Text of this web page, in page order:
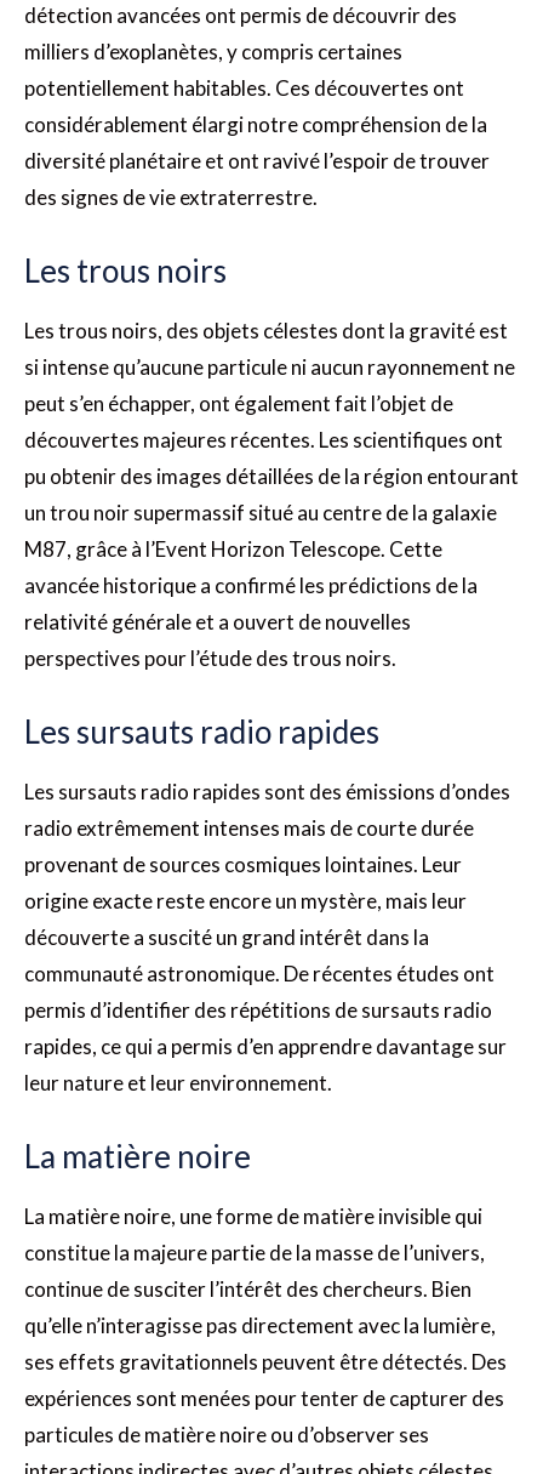
détection avancées ont permis de découvrir des
milliers d’exoplanètes, y compris certaines
potentiellement habitables. Ces découvertes ont
considérablement élargi notre compréhension de la
diversité planétaire et ont ravivé l’espoir de trouver
des signes de vie extraterrestre.
Les trous noirs
Les trous noirs, des objets célestes dont la gravité est
si intense qu’aucune particule ni aucun rayonnement ne
peut s’en échapper, ont également fait l’objet de
découvertes majeures récentes. Les scientifiques ont
pu obtenir des images détaillées de la région entourant
un trou noir supermassif situé au centre de la galaxie
M87, grâce à l’Event Horizon Telescope. Cette
avancée historique a confirmé les prédictions de la
relativité générale et a ouvert de nouvelles
perspectives pour l’étude des trous noirs.
Les sursauts radio rapides
Les sursauts radio rapides sont des émissions d’ondes
radio extrêmement intenses mais de courte durée
provenant de sources cosmiques lointaines. Leur
origine exacte reste encore un mystère, mais leur
découverte a suscité un grand intérêt dans la
communauté astronomique. De récentes études ont
permis d’identifier des répétitions de sursauts radio
rapides, ce qui a permis d’en apprendre davantage sur
leur nature et leur environnement.
La matière noire
La matière noire, une forme de matière invisible qui
constitue la majeure partie de la masse de l’univers,
continue de susciter l’intérêt des chercheurs. Bien
qu’elle n’interagisse pas directement avec la lumière,
ses effets gravitationnels peuvent être détectés. Des
expériences sont menées pour tenter de capturer des
particules de matière noire ou d’observer ses